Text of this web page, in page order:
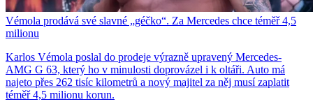
Vémola prodává své slavné „géčko“. Za Mercedes chce téměř 4,5
milionu
Karlos Vémola poslal do prodeje výrazně upravený Mercedes-
AMG G 63, který ho v minulosti doprovázel i k oltáři. Auto má
najeto přes 262 tisíc kilometrů a nový majitel za něj musí zaplatit
téměř 4,5 milionu korun.